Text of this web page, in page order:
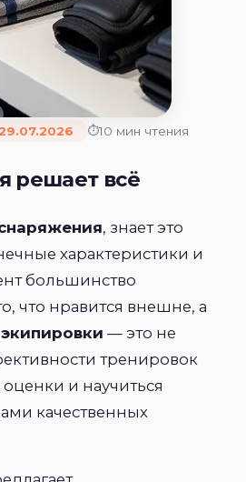
10 мин чтения
решает всё
, знает это
характеристики и
большинство
что нравится внешне, а
— это не
тренировок
и научиться
качественных